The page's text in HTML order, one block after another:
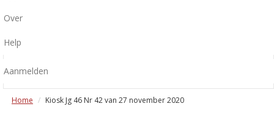
Over
Help
Aanmelden
Home Kiosk Jg 46 Nr 42 van 27 november 2020